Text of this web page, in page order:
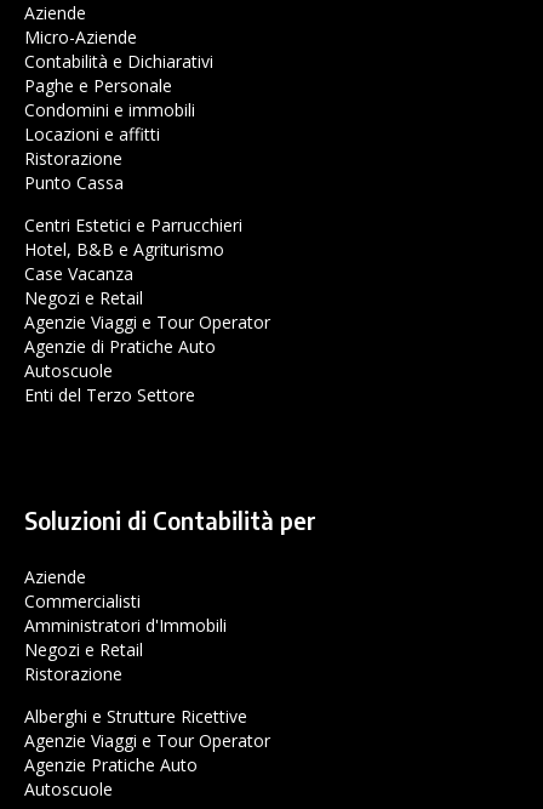
Aziende
Micro-Aziende
Contabilità e Dichiarativi
Paghe e Personale
Condomini e immobili
Locazioni e affitti
Ristorazione
Punto Cassa
Centri Estetici e Parrucchieri
Hotel, B&B e Agriturismo
Case Vacanza
Negozi e Retail
Agenzie Viaggi e Tour Operator
Agenzie di Pratiche Auto
Autoscuole
Enti del Terzo Settore
Soluzioni di Contabilità per
Aziende
Commercialisti
Amministratori d'Immobili
Negozi e Retail
Ristorazione
Alberghi e Strutture Ricettive
Agenzie Viaggi e Tour Operator
Agenzie Pratiche Auto
Autoscuole